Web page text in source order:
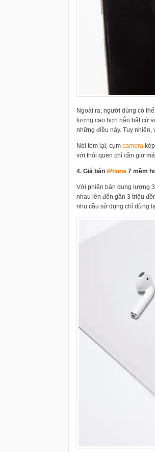
Ngoài ra, người dùng có
lượng cao hơn hẳn bất cứ
những điều này. Tuy
Nói tóm lại, cụm camera
với thói quen chỉ cần giơ
4. Giá bán iPhone 7 mềm
Với phiên bản dung lượng
nhau lên đến gần 3 triệu
nhu cầu sử dụng chỉ dừng